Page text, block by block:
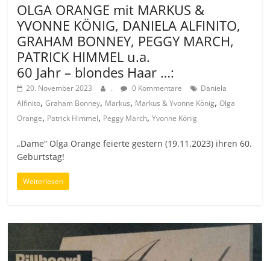
OLGA ORANGE mit MARKUS &
YVONNE KÖNIG, DANIELA ALFINITO,
GRAHAM BONNEY, PEGGY MARCH,
PATRICK HIMMEL u.a.
60 Jahr – blondes Haar …:
20. November 2023 . 0 Kommentare
Daniela
Alfinito,Graham Bonney, Markus, Markus & Yvonne König,Olga
Orange, Patrick Himmel, Peggy March,Yvonne König
„Dame“ Olga Orange feierte gestern (19.11.2023) ihren 60.
Geburtstag!
Weiterlesen